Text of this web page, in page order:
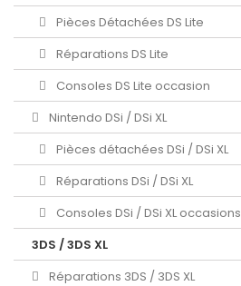
Pièces Détachées DS Lite
Réparations DS Lite
Consoles DS Lite occasion
Nintendo DSi / DSi XL
Pièces détachées DSi / DSi XL
Réparations DSi / DSi XL
Consoles DSi / DSi XL occasions
3DS / 3DS XL
Réparations 3DS / 3DS XL